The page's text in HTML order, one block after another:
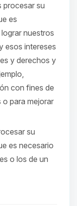
procesar su
es
nuestros
esos intereses
y derechos y
con fines de
o para mejorar
su
es necesario
o los de un